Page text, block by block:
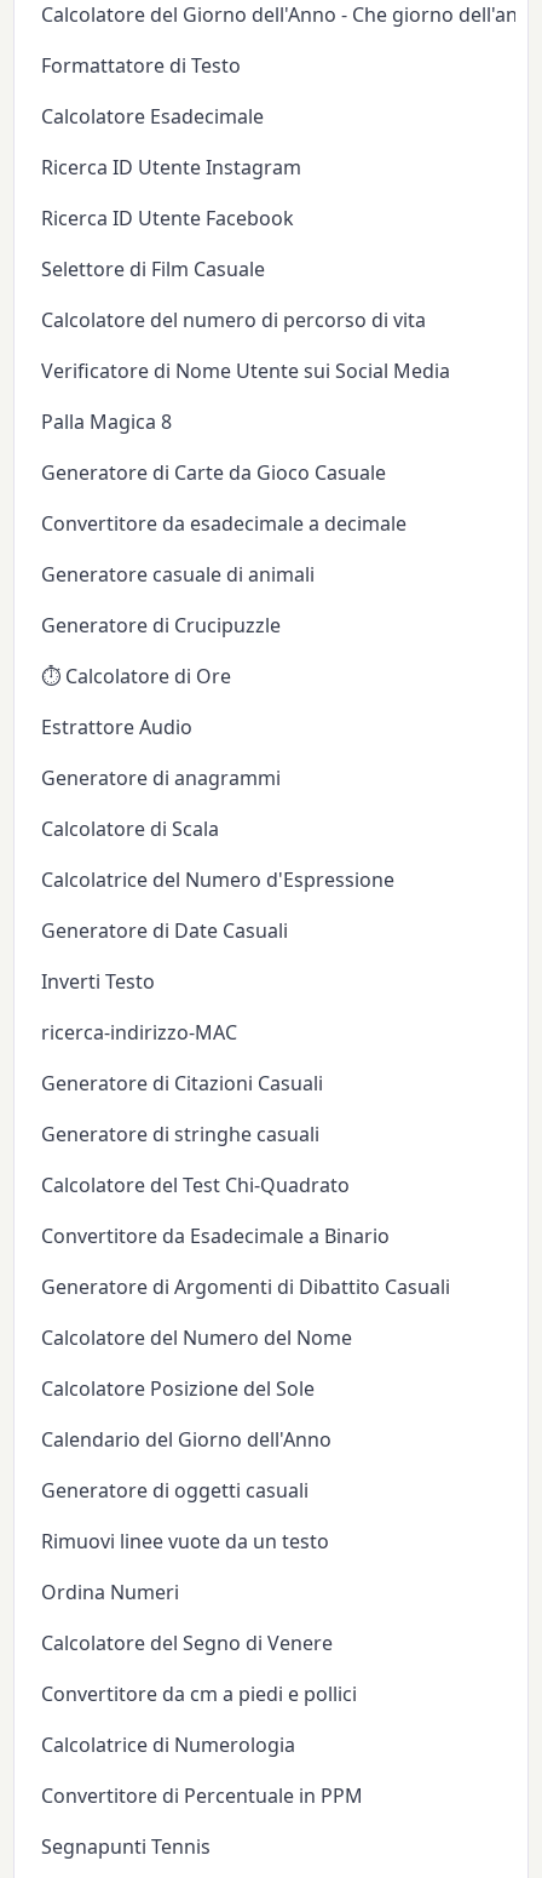
Calcolatore del Giorno dell'Anno - Che giorno
Formattatore di Testo
Calcolatore Esadecimale
Ricerca ID Utente Instagram
Ricerca ID Utente Facebook
Selettore di Film Casuale
Calcolatore del numero di percorso di vita
Verificatore di Nome Utente sui Social Media
Palla Magica 8
Generatore di Carte da Gioco Casuale
Convertitore da esadecimale a decimale
Generatore casuale di animali
Generatore di Crucipuzzle
⏱️ Calcolatore di Ore
Estrattore Audio
Generatore di anagrammi
Calcolatore di Scala
Calcolatrice del Numero d'Espressione
Generatore di Date Casuali
Inverti Testo
ricerca-indirizzo-MAC
Generatore di Citazioni Casuali
Generatore di stringhe casuali
Calcolatore del Test Chi-Quadrato
Convertitore da Esadecimale a Binario
Generatore di Argomenti di Dibattito Casuali
Calcolatore del Numero del Nome
Calcolatore Posizione del Sole
Calendario del Giorno dell'Anno
Generatore di oggetti casuali
Rimuovi linee vuote da un testo
Ordina Numeri
Calcolatore del Segno di Venere
Convertitore da cm a piedi e pollici
Calcolatrice di Numerologia
Convertitore di Percentuale in PPM
Segnapunti Tennis